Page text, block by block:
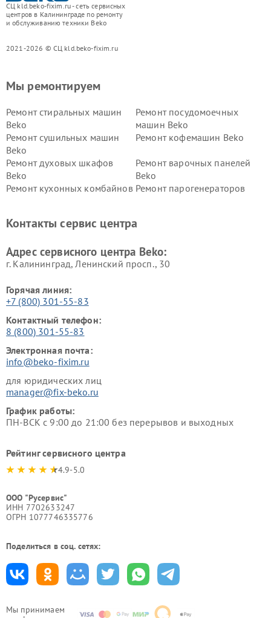
СЦ kld.beko-fixim.ru - сеть сервисных
центров в Калининграде по ремонту
и обслуживанию техники Beko
2021-2026 © СЦ kld.beko-fixim.ru
Мы принимаем
Мы ремонтируем
Ремонт стиральных машин
Beko
Ремонт посудомоечных
машин Beko
Ремонт сушильных машин
Beko
Ремонт кофемашин Beko
Ремонт духовых шкафов
Beko
Ремонт варочных панелей
Beko
Ремонт кухонных комбайнов Ремонт парогенераторов
Ремонт холодильников Beko Ремонт морозильных камер
Контакты сервис центра
Адрес сервисного центра Beko:
г. Калининград, Ленинский просп., 30
Горячая линия:
+7 (800) 301-55-83
Контактный телефон:
8 (800) 301-55-83
Электронная почта:
info@beko-fixim.ru
для юридических лиц
manager@fix-beko.ru
График работы:
ПН-ВСК с 9:00 до 21:00 без перерывов и выходных
Рейтинг сервисного центра
4.9-5.0
ООО "Русервис"
ИНН 7702633247
ОГРН 1077746335776
Поделиться в соц. сетях: